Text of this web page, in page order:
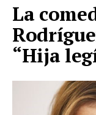
La
“Hija